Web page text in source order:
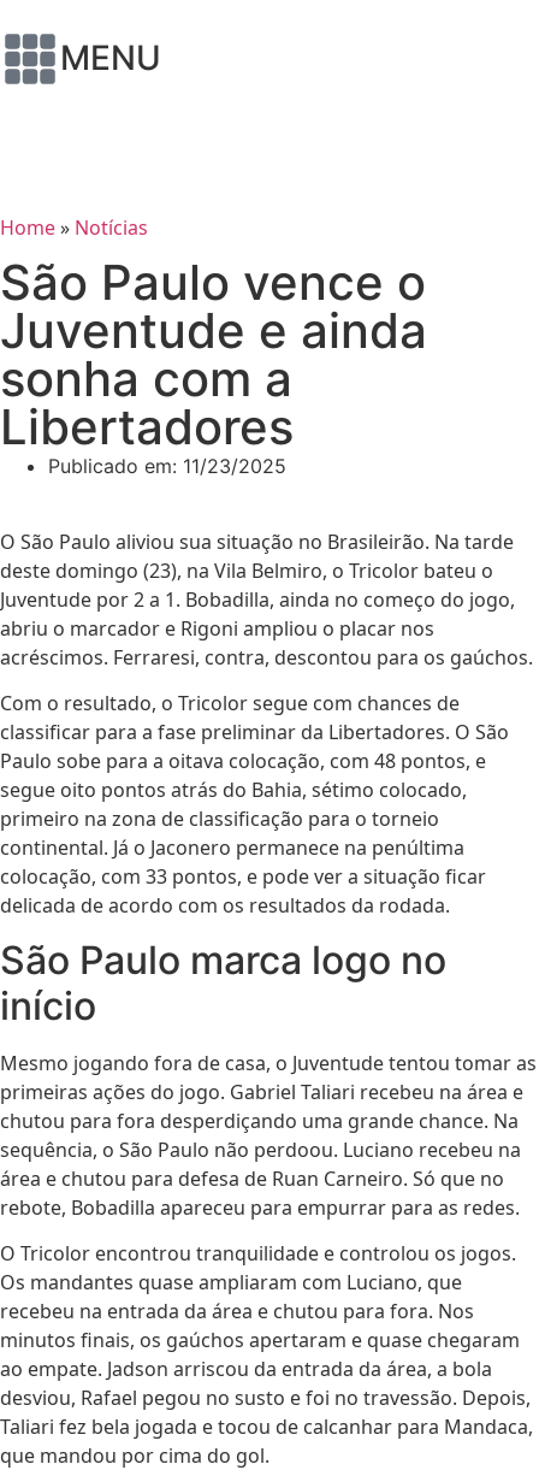
MENU
Home» Notícias
São Paulo vence o
Juventude e ainda
sonha com a
Libertadores
Publicado em: 11/23/2025
O São Paulo aliviou sua situação no Brasileirão. Na tarde
deste domingo (23), na Vila Belmiro, o Tricolor bateu o
Juventude por 2 a 1. Bobadilla, ainda no começo do jogo,
abriu o marcador e Rigoni ampliou o placar nos
acréscimos. Ferraresi, contra, descontou para os gaúchos.
Com o resultado, o Tricolor segue com chances de
classificar para a fase preliminar da Libertadores. O São
Paulo sobe para a oitava colocação, com 48 pontos, e
segue oito pontos atrás do Bahia, sétimo colocado,
primeiro na zona de classificação para o torneio
continental. Já o Jaconero permanece na penúltima
colocação, com 33 pontos, e pode ver a situação ficar
delicada de acordo com os resultados da rodada.
São Paulo marca logo no
início
Mesmo jogando fora de casa, o Juventude tentou tomar as
primeiras ações do jogo. Gabriel Taliari recebeu na área e
chutou para fora desperdiçando uma grande chance. Na
sequência, o São Paulo não perdoou. Luciano recebeu na
área e chutou para defesa de Ruan Carneiro. Só que no
rebote, Bobadilla apareceu para empurrar para as redes.
O Tricolor encontrou tranquilidade e controlou os jogos.
Os mandantes quase ampliaram com Luciano, que
recebeu na entrada da área e chutou para fora. Nos
minutos finais, os gaúchos apertaram e quase chegaram
ao empate. Jadson arriscou da entrada da área, a bola
desviou, Rafael pegou no susto e foi no travessão. Depois,
Taliari fez bela jogada e tocou de calcanhar para Mandaca,
que mandou por cima do gol.